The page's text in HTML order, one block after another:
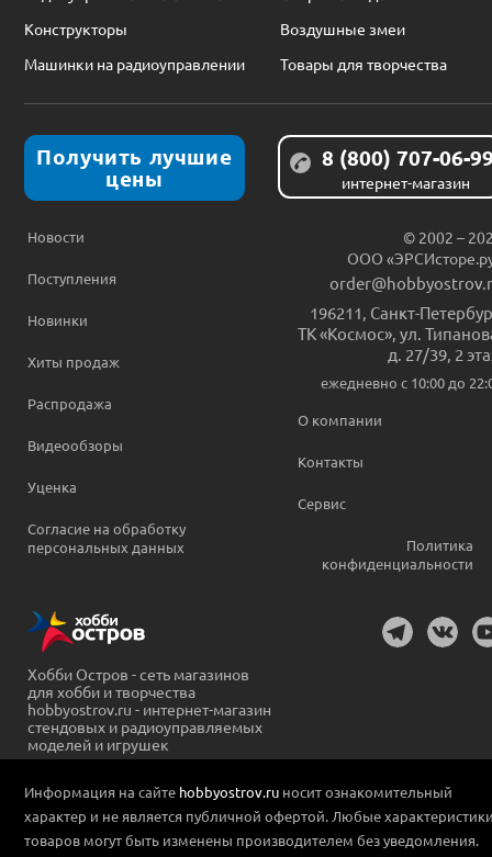
Конструкторы
Воздушные змеи
Машинки на радиоуправлении
Товары для творчества
Получить лучшие
цены
8 (800) 707-06-
интернет-магазин
Новости
Поступления
Новинки
Хиты продаж
Распродажа
Видеообзоры
Уценка
Согласие на обработку
персональных данных
© 2002 –
ООО
196211 Санкт-
ТК «Космос», ул.
д. 27/39, 2
ежедневно c 10:00 до
О компании
Контакты
Сервис
Политика
конфиденциальности
Хобби Остров - сеть магазинов
для хобби и творчества
hobbyostrov.ru - интернет-магазин
стендовых и радиоуправляемых
моделей и игрушек
Информация на сайте hobbyostrov.ru носит ознакомительный
характер и не является публичной офертой. Любые
товаров могут быть изменены производителем без уведомления.